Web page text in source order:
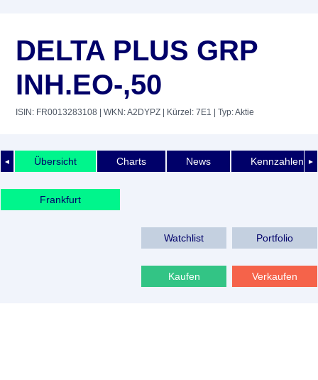
DELTA PLUS GRP
INH.EO-,50
ISIN: FR0013283108 | WKN: A2DYPZ | Kürzel: 7E1 | Typ: Aktie
◄ ►
Übersicht Charts News Kennzahlen
Frankfurt
Watchlist Portfolio
Kaufen Verkaufen